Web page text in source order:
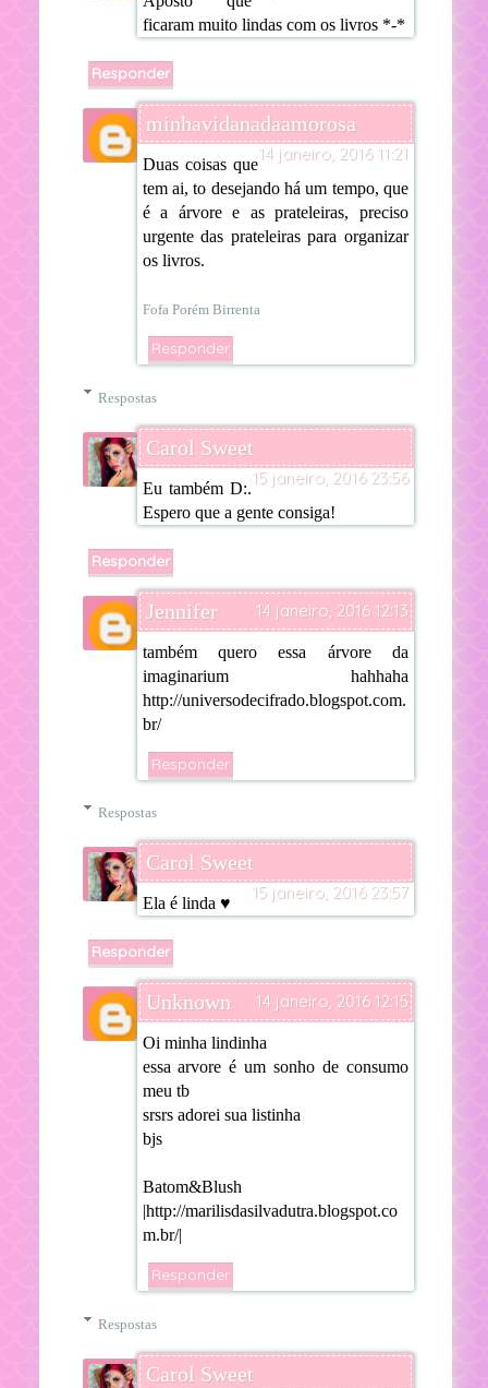
ficaram muito lindas com os livros *-*
Responder
minhavidanadaamorosa
14 janeiro, 2016 11:21
Duas coisas que
tem ai, to desejando há um tempo, que
é a árvore e as prateleiras, preciso
urgente das prateleiras para organizar
os livros.
Fofa Porém Birrenta
Responder
Respostas
Carol Sweet
15 janeiro, 2016 23:56
Eu também D:.
Espero que a gente consiga!
Responder
Jennifer 14 janeiro, 2016 12:13
também quero essa árvore da
imaginarium hahhaha
http://universodecifrado.blogspot.com.
br/
Responder
Respostas
Carol Sweet
15 janeiro, 2016 23:57
Ela é linda ♥
Responder
Unknown 14 janeiro, 2016 12:15
Oi minha lindinha
essa arvore é um sonho de consumo
meu tb
srsrs adorei sua listinha
bjs
Batom&Blush
|http://marilisdasilvadutra.blogspot.co
m.br/|
Responder
Respostas
Carol Sweet